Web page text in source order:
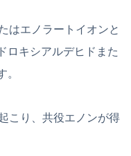
はエノラートイオンと
ロキシアルデヒドまた
。
こり、共役エノンが得